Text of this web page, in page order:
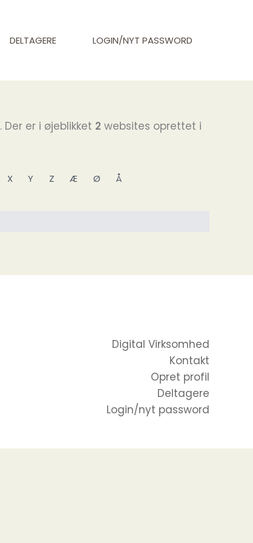
DELTAGERE LOGIN/NYT PASSWORD
. Der er i øjeblikket 2 websites oprettet i
X Y Z Æ Ø Å
Digital Virksomhed
Kontakt
Opret profil
Deltagere
Login/nyt password